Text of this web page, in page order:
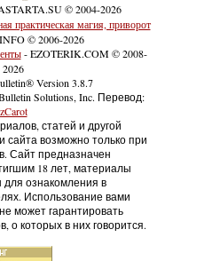
© 2004-2026
практическая магия, приворот
© 2006-2026
- EZOTERIK.COM © 2008-
2026
Version 3.8.7
Solutions, Inc. Перевод:
zCarot
статей и другой
возможно только при
Сайт предназначен
18 лет, материалы
ознакомления в
Использование вами
может гарантировать
о которых в них говорится.